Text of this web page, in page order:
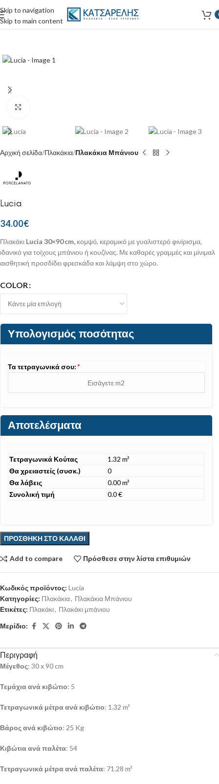
Skip to navigation
Skip to main content
Αρχική σελίδα Πλακάκια Πλακάκια Μπάνιου
Lucia
34.00€
Πλακάκι Lucia 30×90 cm, κομψό, κεραμικό με γυαλιστερό φινίρισμα,
ιδανικό για τοίχους μπάνιου ή κουζίνας. Με καθαρές γραμμές και μίνιμαλ
αισθητική προσδίδει φρεσκάδα και λάμψη στο χώρο.
COLOR
Υπολογισμός ποσότητας
Τα τετραγωνικά σου:*
Αποτελέσματα
Τετραγωνικά Κούτας
1.32 m²
Θα χρειαστείς (συσκ.)
0
Θα λάβεις
0.00 m²
Συνολική τιμή
0.0 €
ΠΡΟΣΘΉΚΗ ΣΤΟ ΚΑΛΆΘΙ
Add to compare Πρόσθεσε στην λίστα επιθυμιών
Κωδικός προϊόντος: Lucia
Κατηγορίες: Πλακάκια, Πλακάκια Μπάνιου
Ετικέτες: Πλακάκι, Πλακάκι μπάνιου
Μερίδιο:
Περιγραφή
Μέγεθος: 30 x 90 cm
Τεμάχια ανά κιβώτιο: 5
Τετραγωνικά μέτρα ανά κιβώτιο: 1.32 m²
Βάρος ανά κιβώτιο: 25 Kg
Κιβώτια ανά παλέτα: 54
Τετραγωνικά μέτρα ανά παλέτα: 71.28 m²